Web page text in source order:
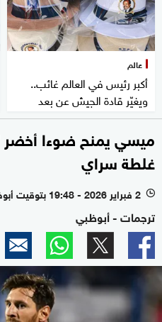
عالم
أكبر رئيس في العالم غائب..
ويغيّر قادة الجيش عن بعد
ميسي يمنح ضوءا أخضر
غلطة سراي
l 2 فبراير 2026 - 19:48 بتوقيت أبوظبي
ترجمات - أبوظبي